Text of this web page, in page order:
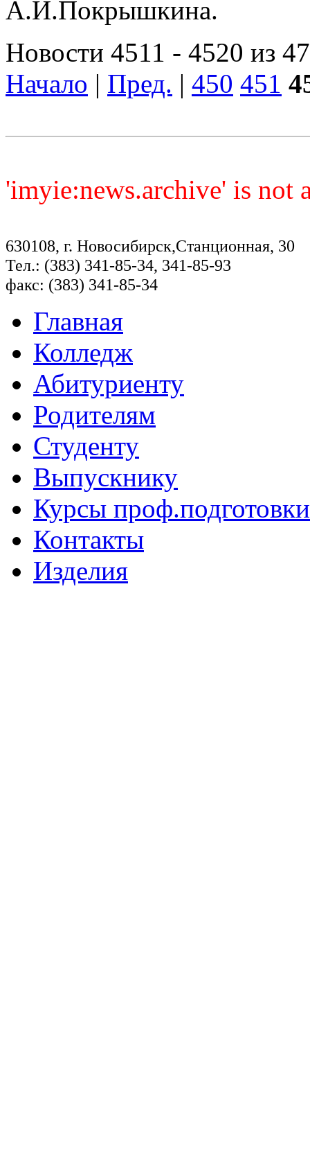
А.И.Покрышкина.
Новости 4511 - 4520 из
Начало | Пред. | 450 451
'imyie:news.archive' is not
630108, г. Новосибирск,Станционная, 30
Тел.: (383) 341-85-34, 341-85-93
факс: (383) 341-85-34
Главная
Колледж
Абитуриенту
Родителям
Студенту
Выпускнику
Курсы проф.подготовки
Контакты
Изделия